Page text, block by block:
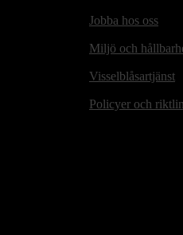
Jobba hos oss
Miljö och
Visselblåsartjänst
Policyer och